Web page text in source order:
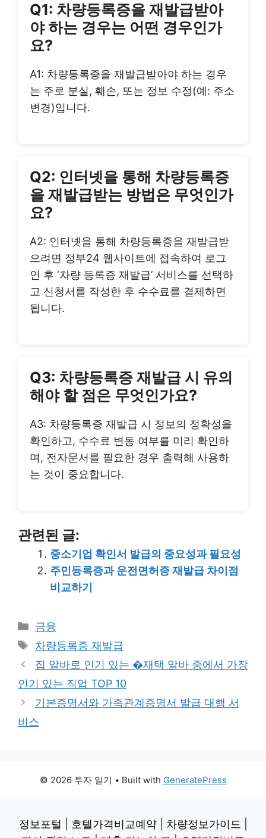
Q1: 차량등록증을 재발급받아
야 하는 경우는 어떤 경우인가
요?
A1: 차량등록증을 재발급받아야 하는 경우
는 주로 분실, 훼손, 또는 정보 수정(예: 주소
변경)입니다.
Q2: 인터넷을 통해 차량등록증
을 재발급받는 방법은 무엇인가
요?
A2: 인터넷을 통해 차량등록증을 재발급받
으려면 정부24 웹사이트에 접속하여 로그
인 후 ‘차량 등록증 재발급’ 서비스를 선택하
고 신청서를 작성한 후 수수료를 결제하면
됩니다.
Q3: 차량등록증 재발급 시 유의
해야 할 점은 무엇인가요?
A3: 차량등록증 재발급 시 정보의 정확성을
확인하고, 수수료 변동 여부를 미리 확인하
며, 전자문서를 필요한 경우 출력해 사용하
는 것이 중요합니다.
관련된 글:
중소기업 확인서 발급의 중요성과 필요성
주민등록증과 운전면허증 재발급 차이점
비교하기
Categories
금융
Tags
차량등록증 재발급
집 알바로 인기 있는 �재택 알바 중에서 가장
인기 있는 직업 TOP 10
기본증명서와 가족관계증명서 발급 대행 서
비스
© 2026 투자 일기 • Built with GeneratePress
정보포털 호텔가격비교예약| 차량정보가이드